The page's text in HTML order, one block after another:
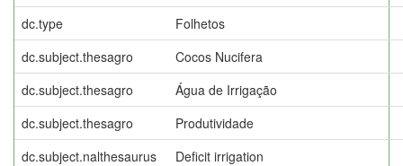
dc.type
Folhetos
dc.subject.thesagro
Cocos Nucifera
dc.subject.thesagro
Água de Irrigação
dc.subject.thesagro
Produtividade
dc.subject.nalthesaurus
Deficit irrigation